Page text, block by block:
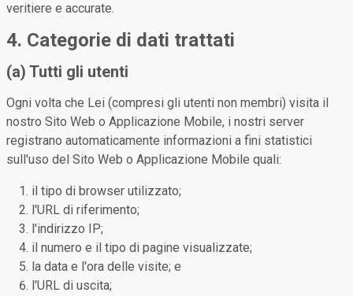
veritiere e accurate.
4. Categorie di dati trattati
(a) Tutti gli utenti
Ogni volta che Lei (compresi gli utenti non membri) visita il
nostro Sito Web o Applicazione Mobile, i nostri server
registrano automaticamente informazioni a fini statistici
sull'uso del Sito Web o Applicazione Mobile quali:
il tipo di browser utilizzato;
l'URL di riferimento;
l'indirizzo IP;
il numero e il tipo di pagine visualizzate;
la data e l'ora delle visite; e
l'URL di uscita;